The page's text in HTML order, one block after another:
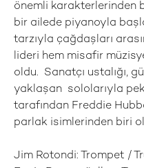
önemli karakterlerinden
bir ailede piyanoyla
tarzıyla çağdaşları
lideri hem misafir
oldu. Sanatçı ustalığı,
yaklaşan sololarıyla
tarafından Freddie
parlak isimlerinden biri
Jim Rotondi: Trompet /